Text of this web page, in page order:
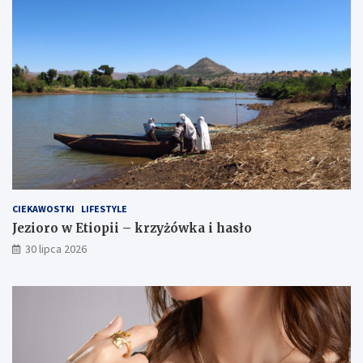
CIEKAWOSTKI LIFESTYLE
Jezioro w Etiopii – krzyżówka i hasło
30 lipca 2026